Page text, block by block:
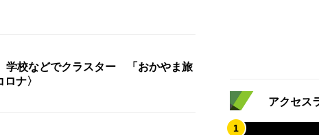
学校などでクラスター 「おかやま旅
ナ〉
アクセス
1